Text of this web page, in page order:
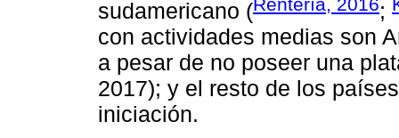
sudamericano (
;
con actividades medias son
a pesar de no poseer una
2017); y el resto de los
iniciación.